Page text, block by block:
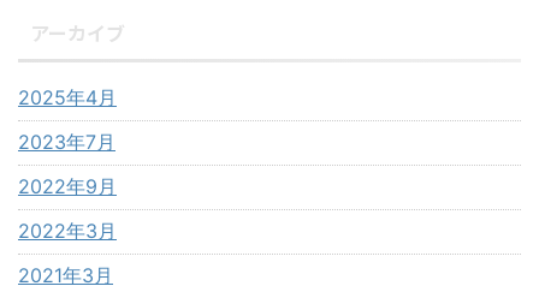
アーカイブ
2025年4月
2023年7月
2022年9月
2022年3月
2021年3月